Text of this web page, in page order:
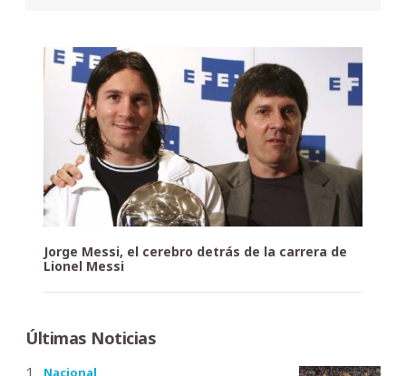
Jorge Messi, el cerebro detrás de la carrera de
Lionel Messi
Últimas Noticias
Nacional